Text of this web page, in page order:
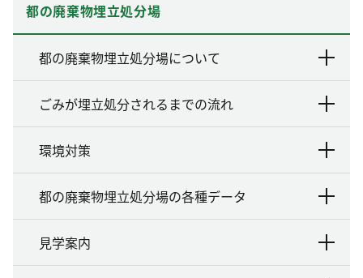
都の廃棄物埋立処分場
都の廃棄物埋立処分場について
ごみが埋立処分されるまでの流れ
環境対策
都の廃棄物埋立処分場の各種データ
見学案内